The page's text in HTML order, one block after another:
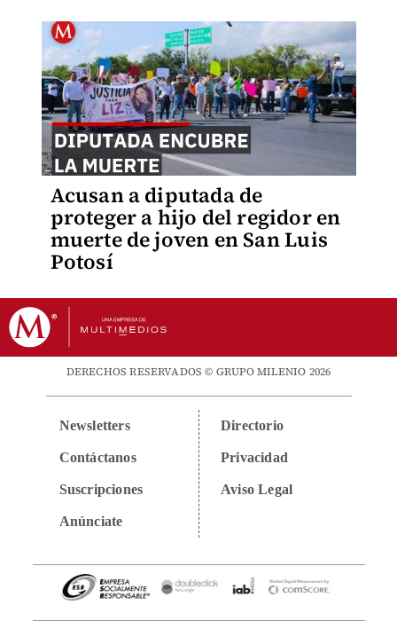
Acusan a diputada de
proteger a hijo del regidor en
muerte de joven en San Luis
Potosí
DERECHOS RESERVADOS © GRUPO MILENIO 2026
Newsletters
Contáctanos
Suscripciones
Anúnciate
Directorio
Privacidad
Aviso Legal